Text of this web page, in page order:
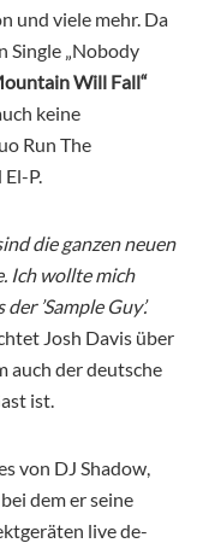
und viele mehr. Da
Single „Nobody
Will Fall“
keine
Run The
P.
die ganzen neuen
Ich wollte mich
’Sample Guy’.
Josh Davis über
auch der deutsche
ist.
von DJ Shadow,
dem er seine
live de-